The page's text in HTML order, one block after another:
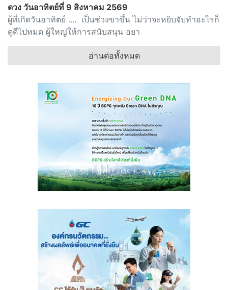
ดวง วันอาทิตย์ที่ 9 สิงหาคม 2569
ผู้ที่เกิดวันอาทิตย์ .... เป็นช่วงขาขึ้น ไม่ว่าจะหยิบจับทำอะไรก็
ดูดีไปหมด ผู้ใหญ่ให้การสนับสนุน อยา
อ่านต่อทั้งหมด